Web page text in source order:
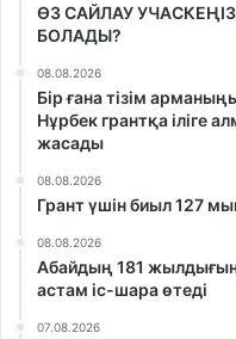
ӨЗ САЙЛАУ
БОЛАДЫ?
08.08.2026
Бір ғана тізім
Нұрбек грантқа іліге
жасады
08.08.2026
Грант үшін биыл 127
08.08.2026
Абайдың 181
астам іс-шара өтеді
07.08.2026